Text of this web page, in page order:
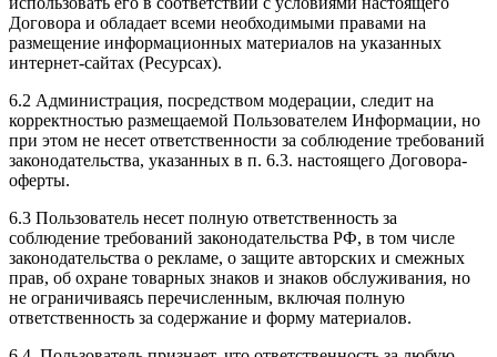
Договора и обладает всеми необходимыми правами на
размещение информационных материалов на указанных
интернет-сайтах (Ресурсах).
6.2 Администрация, посредством модерации, следит на
корректностью размещаемой Пользователем Информации, но
при этом не несет ответственности за соблюдение требований
законодательства, указанных в п. 6.3. настоящего Договора-
оферты.
6.3 Пользователь несет полную ответственность за
соблюдение требований законодательства РФ, в том числе
законодательства о рекламе, о защите авторских и смежных
прав, об охране товарных знаков и знаков обслуживания, но
не ограничиваясь перечисленным, включая полную
ответственность за содержание и форму материалов.